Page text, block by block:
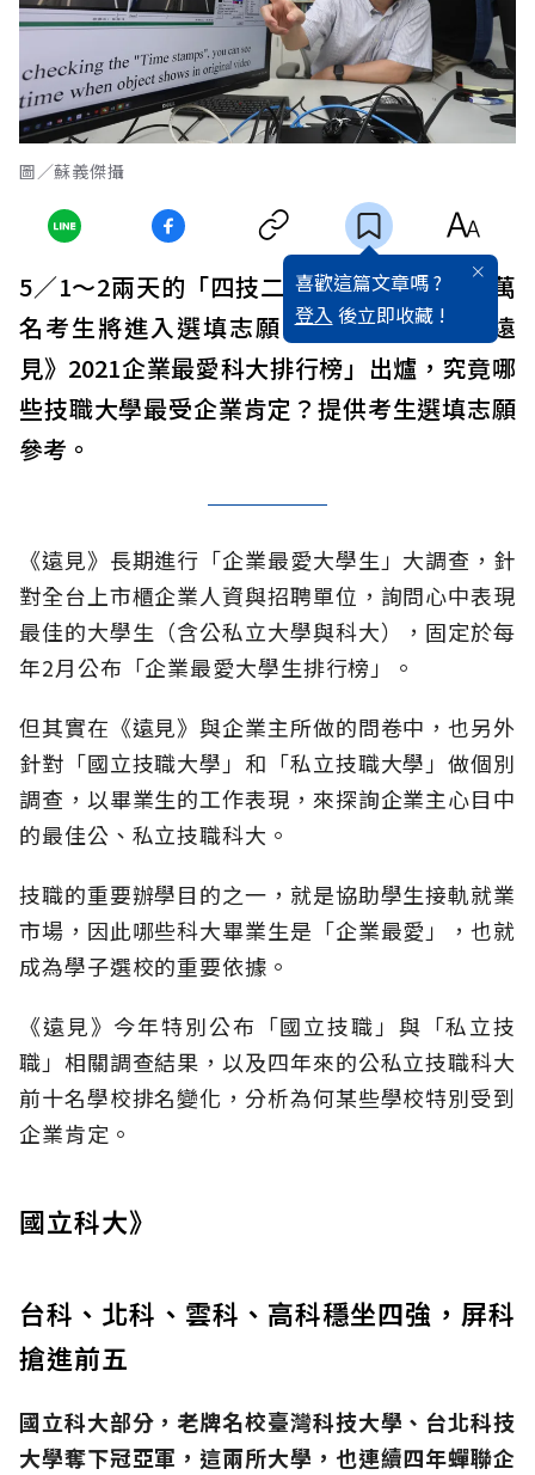
圖／蘇義傑攝
喜歡這篇文章嗎 ?
登入 後立即收藏 !
5／1～2兩天的「四技二專統測」落幕，9.6萬
名考生將進入選填志願的關鍵時刻。「《遠
見》2021企業最愛科大排行榜」出爐，究竟哪
些技職大學最受企業肯定？提供考生選填志願
參考。
《遠見》長期進行「企業最愛大學生」大調查，針
對全台上市櫃企業人資與招聘單位，詢問心中表現
最佳的大學生（含公私立大學與科大），固定於每
年2月公布「企業最愛大學生排行榜」。
但其實在《遠見》與企業主所做的問卷中，也另外
針對「國立技職大學」和「私立技職大學」做個別
調查，以畢業生的工作表現，來探詢企業主心目中
的最佳公、私立技職科大。
技職的重要辦學目的之一，就是協助學生接軌就業
市場，因此哪些科大畢業生是「企業最愛」，也就
成為學子選校的重要依據。
《遠見》今年特別公布「國立技職」與「私立技
職」相關調查結果，以及四年來的公私立技職科大
前十名學校排名變化，分析為何某些學校特別受到
企業肯定。
國立科大》
台科、北科、雲科、高科穩坐四強，屏科
搶進前五
國立科大部分，老牌名校臺灣科技大學、台北科技
大學奪下冠亞軍，這兩所大學，也連續四年蟬聯企